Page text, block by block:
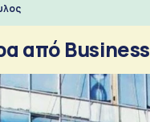
από Business